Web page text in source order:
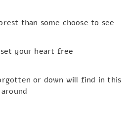
than some choose to see
set your heart free
or down will find in this